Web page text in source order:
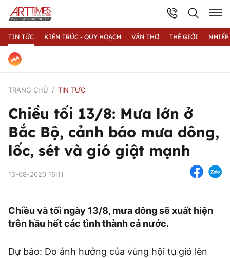
TIN TỨC KIẾN TRÚC - QUY HOẠCH VĂN THƠ THẾ GIỚI
TRANG CHỦ TIN TỨC
Chiều tối 13/8: Mưa lớn ở
Bắc Bộ, cảnh báo mưa dông,
lốc, sét và gió giật mạnh
13-08-2020 16:11
Chiều và tối ngày 13/8, mưa dông sẽ xuất hiện
trên hầu hết các tình thành cả nước.
Dự báo: Do ảnh hưởng của vùng hội tụ gió lên